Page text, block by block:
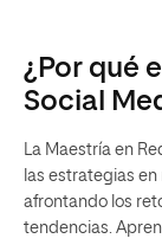
¿Por qué
Social
La Maestría en
las estrategias
afrontando los
tendencias.